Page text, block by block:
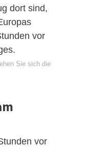
dort sind,
vor
Sie sich die
vor